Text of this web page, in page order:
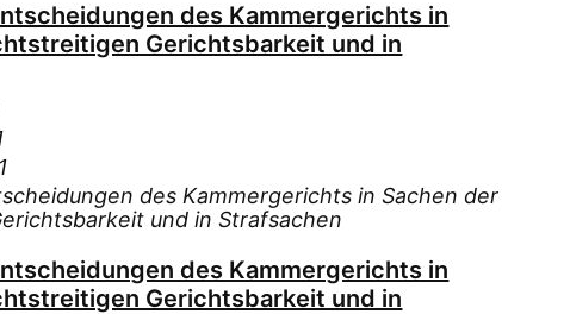
des Kammergerichts in
Gerichtsbarkeit und in
des Kammergerichts in Sachen der
und in Strafsachen
des Kammergerichts in
Gerichtsbarkeit und in